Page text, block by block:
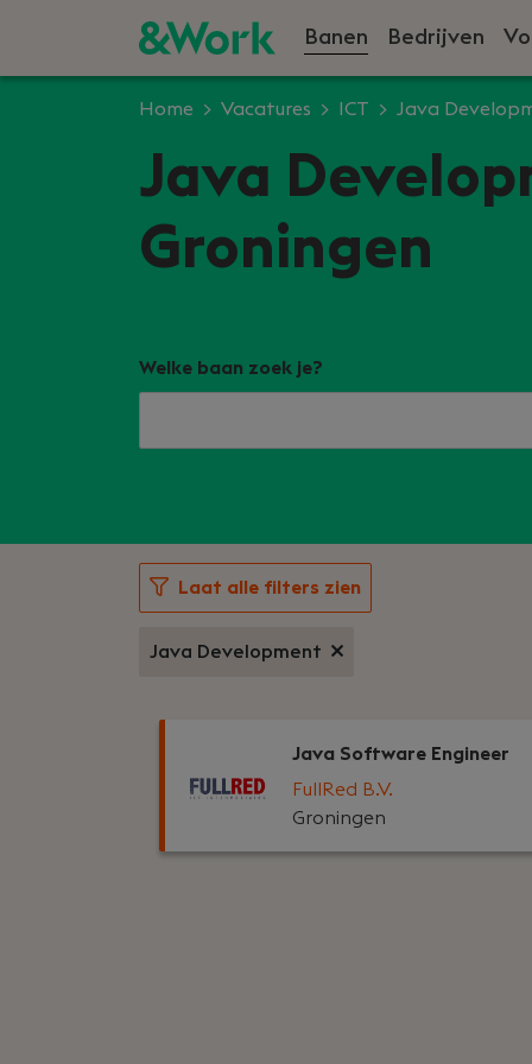
Banen Bedrijven
Home Vacatures ICT Java
Java
Groningen
Welke baan zoek je?
Laat alle filters zien
Java Development
Java Software Engineer
FullRed B.V.
Groningen